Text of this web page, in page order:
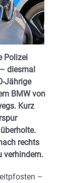
Polizei
diesmal
Jährige
BMW von
Kurz
rechts
verhindern.
–